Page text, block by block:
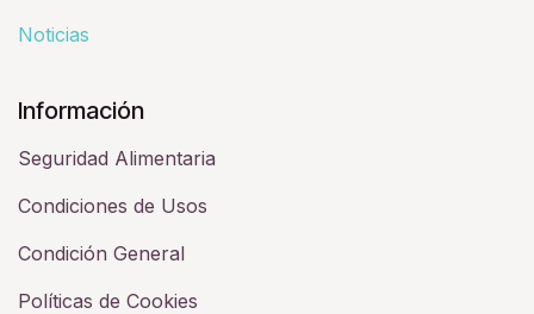
Noticias
Información
Seguridad Alimentaria
Condiciones de Usos
Condición General
Políticas de Cookies